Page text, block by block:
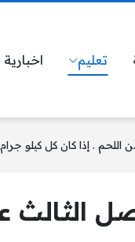
تعليم اخبارية
علوم اول